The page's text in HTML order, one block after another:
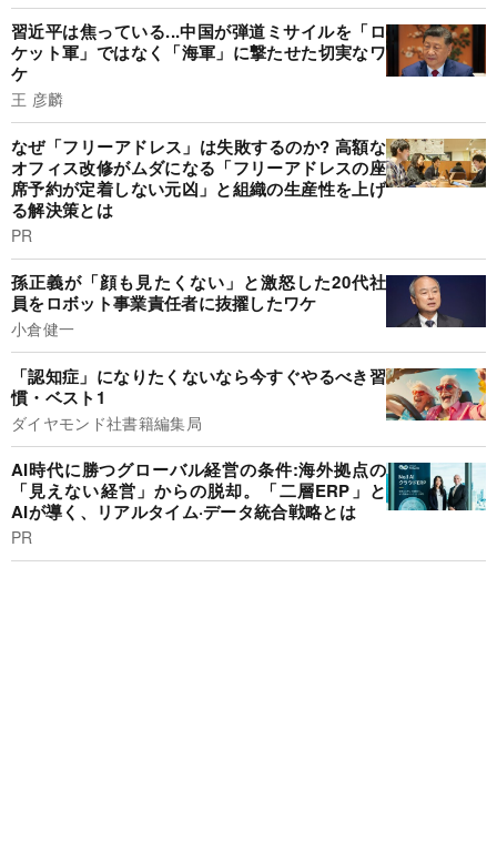
習近平は焦っている...中国が弾道ミサイルを「ロ
ケット軍」ではなく「海軍」に撃たせた切実なワ
ケ
王 彦麟
なぜ「フリーアドレス」は失敗するのか? 高額な
オフィス改修がムダになる「フリーアドレスの座
席予約が定着しない元凶」と組織の生産性を上げ
る解決策とは
PR
孫正義が「顔も見たくない」と激怒した20代社
員をロボット事業責任者に抜擢したワケ
小倉健一
「認知症」になりたくないなら今すぐやるべき習
慣・ベスト1
ダイヤモンド社書籍編集局
AI時代に勝つグローバル経営の条件:海外拠点の
「見えない経営」からの脱却。「二層ERP」と
AIが導く、リアルタイム·データ統合戦略とは
PR